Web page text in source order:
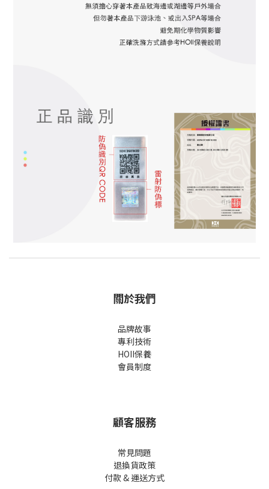
關於我們
品牌故事
專利技術
HOII保養
會員制度
顧客服務
常見問題
退換貨政策
付款 & 運送方式